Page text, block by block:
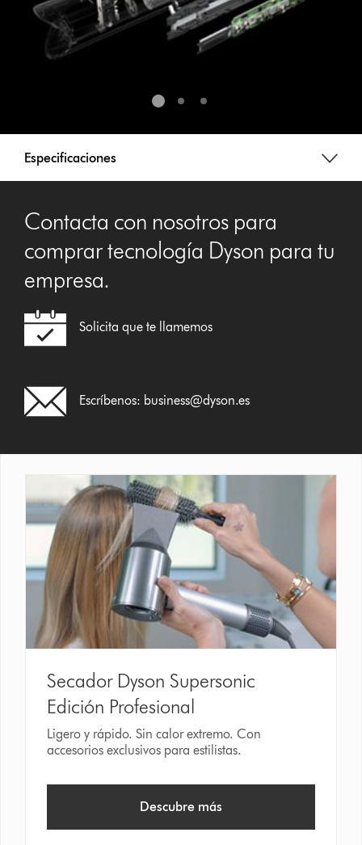
Especificaciones
Contacta con nosotros para
comprar tecnología Dyson para tu
empresa.
Solicita que te llamemos
Escríbenos: business@dyson.es
Secador Dyson Supersonic
Edición Profesional
Ligero y rápido. Sin calor extremo. Con
accesorios exclusivos para estilistas.
Descubre más